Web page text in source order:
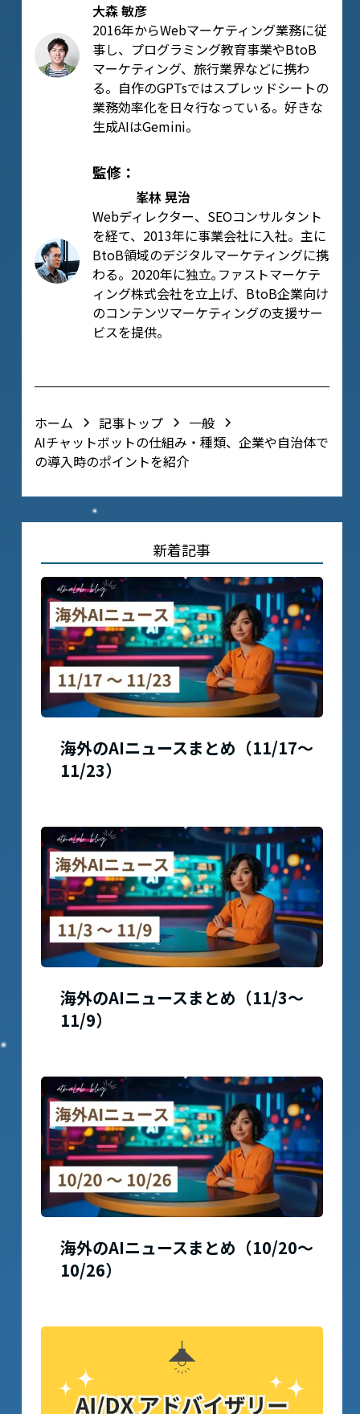
大森 敏彦
2016年からWebマーケティング業務に従
事し、プログラミング教育事業やBtoB
マーケティング、旅行業界などに携わ
る。自作のGPTsではスプレッドシートの
業務効率化を日々行なっている。好きな
生成AIはGemini。
監修：
峯林 晃治
Webディレクター、SEOコンサルタント
を経て、2013年に事業会社に入社。主に
BtoB領域のデジタルマーケティングに携
わる。2020年に独立｡ファストマーケテ
ィング株式会社を立上げ、BtoB企業向け
のコンテンツマーケティングの支援サー
ビスを提供。
ホーム 記事トップ
一般
AIチャットボットの仕組み・種類、企業や自治体で
の導入時のポイントを紹介
新着記事
海外のAIニュースまとめ（11/17〜
11/23）
海外のAIニュースまとめ（11/3〜
11/9）
海外のAIニュースまとめ（10/20〜
10/26）